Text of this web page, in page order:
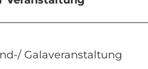
Galaveranstaltung